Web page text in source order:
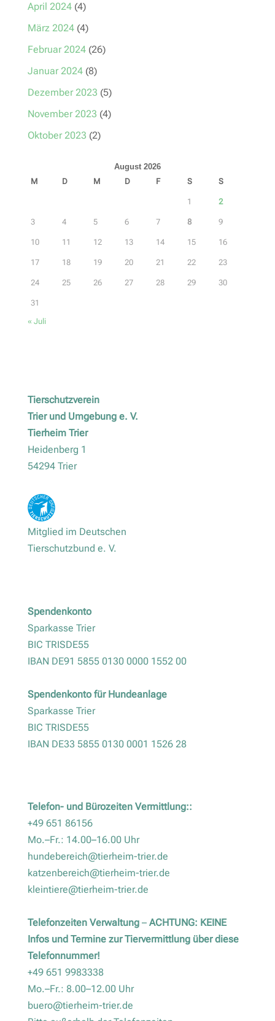
April 2024(4)
März 2024(4)
Februar 2024(26)
Januar 2024(8)
Dezember 2023 (5)
November 2023 (4)
Oktober 2023 (2)
August 2026
M
D M D F S S
1 2
3 4 5 6 7 8 9
10 11 12 13 14 15 16
17 18 19 20 21 22 23
24 25 26 27 28 29 30
31
« Juli
Tierschutzverein
Trier und Umgebung e. V.
Tierheim Trier
Heidenberg 1
54294 Trier
Mitglied im Deutschen
Tierschutzbund e. V.
Spendenkonto
Sparkasse Trier
BIC TRISDE55
IBAN DE91 5855 0130 0000 1552 00
Spendenkonto für Hundeanlage
Sparkasse Trier
BIC TRISDE55
IBAN DE33 5855 0130 0001 1526 28
Telefon- und Bürozeiten Vermittlung::
+49 651 86156
Mo.–Fr.: 14.00–16.00 Uhr
hundebereich@tierheim-trier.de
katzenbereich@tierheim-trier.de
kleintiere@tierheim-trier.de
Telefonzeiten Verwaltung– ACHTUNG: KEINE
Infos und Termine zur Tiervermittlung über diese
Telefonnummer!
+49 651 9983338
Mo.–Fr.: 8.00–12.00 Uhr
buero@tierheim-trier.de